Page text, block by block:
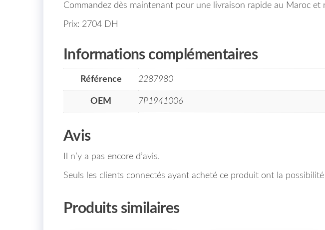
Commandez dès maintenant pour une livraison rapide au Maroc
Prix: 2704 DH
Informations complémentaires
Référence 2287980
OEM 7P1941006
Avis
Il n’y a pas encore d’avis.
Seuls les clients connectés ayant acheté ce produit ont la
Produits similaires